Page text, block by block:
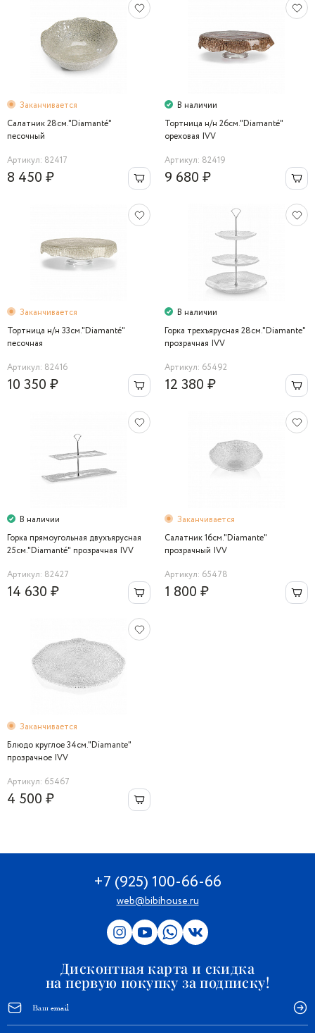
Заканчивается
Салатник 28см."Diamanté"
песочный
Артикул: 82417
8 450 ₽
В наличии
Тортница н/н 26см."Diamanté"
ореховая IVV
Артикул: 82419
9 680 ₽
Заканчивается
Тортница н/н 33см."Diamanté"
песочная
Артикул: 82416
10 350 ₽
В наличии
Горка трехъярусная 28см."Diamante"
прозрачная IVV
Артикул: 65492
12 380 ₽
В наличии
Горка прямоугольная двухъярусная
25см."Diamanté" прозрачная IVV
Артикул: 82427
14 630 ₽
Заканчивается
Салатник 16см."Diamante"
прозрачный IVV
Артикул: 65478
1 800 ₽
Заканчивается
Блюдо круглое 34см."Diamante"
прозрачное IVV
Артикул: 65467
4 500 ₽
+7 (925) 100-66-66
web@bibihouse.ru
Дисконтная карта и скидка
на первую покупку за подписку!